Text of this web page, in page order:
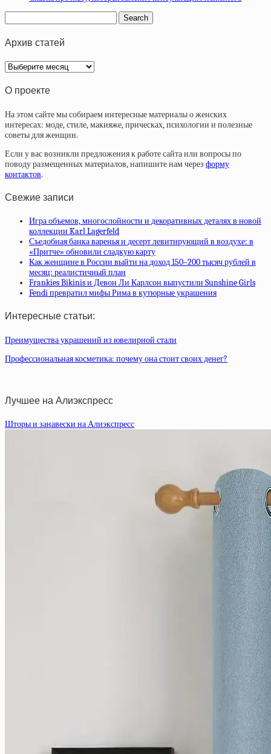
Архив статей
Архив
статей
О проекте
На этом сайте мы собираем интересные материалы о женских
интересах: моде, стиле, макияже, прическах, психологии и полезные
советы для женщин.
Если у вас возникли предложения к работе сайта или вопросы по
поводу размещенных материалов, напишите нам через форму
контактов.
Свежие записи
Игра объемов, многослойности и декоративных деталях в новой
коллекции Karl Lagerfeld
Съедобная банка варенья и десерт левитирующий в воздухе: в
«Притче» обновили сладкую карту
Как женщине в России выйти на доход 150–200 тысяч рублей в
месяц: реалистичный план
Frankies Bikinis и Девон Ли Карлсон выпустили Sunshine Girls
Fendi превратил мифы Рима в кутюрные украшения
Интересные статьи:
Преимущества украшений из ювелирной стали
Профессиональная косметика: почему она стоит своих денег?
Лучшее на Алиэкспресс
Шторы и занавески на Алиэкспресс